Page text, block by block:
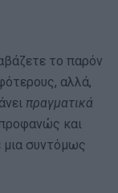
το παρόν
αλλά,
πραγματικά
και
μια συντόμως